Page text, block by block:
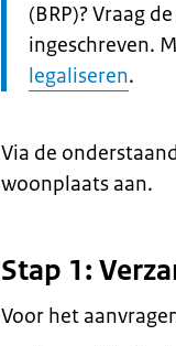
(BRP)? Vraag
ingeschreven.
legaliseren.
Via de
woonplaats aan.
Stap 1:
Voor het